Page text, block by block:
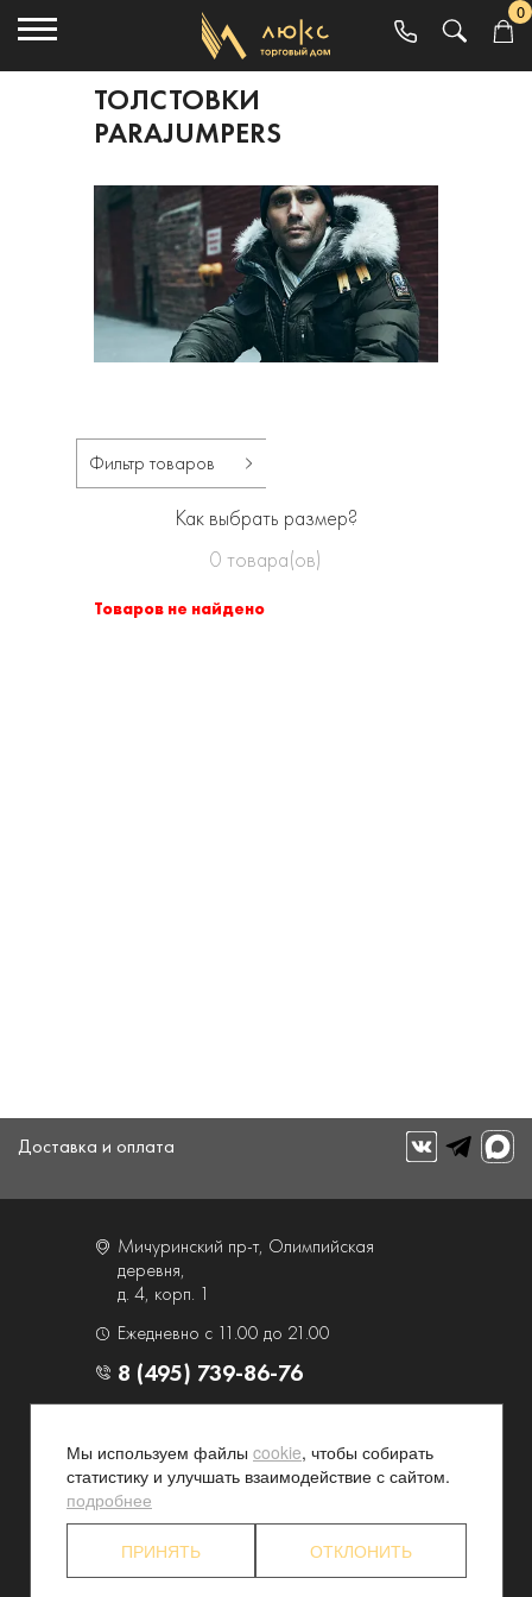
0
ТОЛСТОВКИ
PARAJUMPERS
Фильтр товаров
Как выбрать размер?
0 товара(ов)
Товаров не найдено
Доставка и оплата
Мичуринский пр-т, Олимпийская
деревня,
д. 4, корп. 1
Ежедневно с 11.00 до 21.00
8 (495) 739-86-76
Контакты и схема проезда
Наши преимущества
Программа лояльности
Партнерские программы
Конфиденциальность
Акционерам
Мы используем файлы cookie, чтобы собирать
статистику и улучшать взаимодействие с сайтом.
подробнее
ПРИНЯТЬ ОТКЛОНИТЬ